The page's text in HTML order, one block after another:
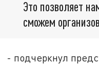
Это позволяет
сможем
- подчеркнул